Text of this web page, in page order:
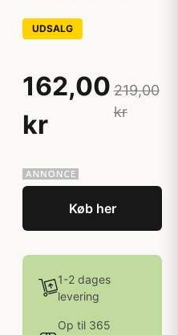
UDSALG
162,00
kr
219,00
kr
Køb her
1-2 dages
levering
Op til 365